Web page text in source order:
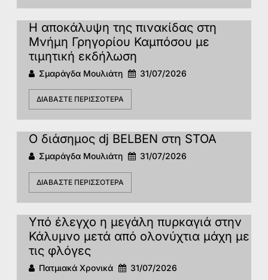
Η αποκάλυψη της πινακίδας στη
Μνήμη Γρηγορίου Καμπόσου με
τιμητική εκδήλωση
Σμαράγδα Μουλιάτη 31/07/2026
ΔΙΑΒΆΣΤΕ ΠΕΡΙΣΣΌΤΕΡΑ
Ο διάσημος dj BELBEN στη STOA
Σμαράγδα Μουλιάτη 31/07/2026
ΔΙΑΒΆΣΤΕ ΠΕΡΙΣΣΌΤΕΡΑ
Υπό έλεγχο η μεγάλη πυρκαγιά στην
Κάλυμνο μετά από ολονύχτια μάχη με
τις φλόγες
Πατμιακά Χρονικά 31/07/2026